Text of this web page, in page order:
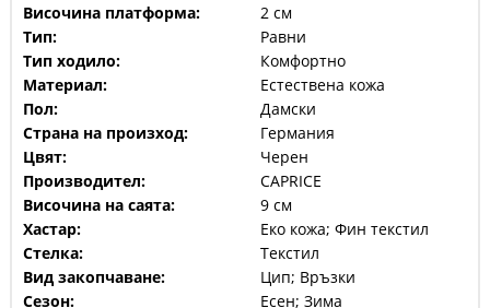
Височина платформа:
2 см
Тип:
Равни
Тип ходило:
Комфортно
Материал:
Естествена кожа
Пол:
Дамски
Страна на произход:
Германия
Цвят:
Черен
Производител:
CAPRICE
Височина на саята:
9 см
Хастар:
Еко кожа; Фин текстил
Стелка:
Текстил
Вид закопчаване:
Цип; Връзки
Сезон:
Есен; Зима